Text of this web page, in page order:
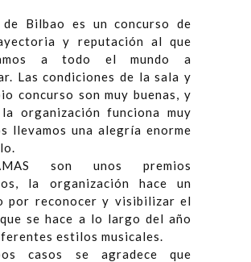
Bilbao es un concurso de
y reputación al que
a todo el mundo a
Las condiciones de la sala y
concurso son muy buenas, y
la organización funciona muy
llevamos una alegría enorme
son unos premios
la organización hace un
por reconocer y visibilizar el
se hace a lo largo del año
estilos musicales.
casos se agradece que